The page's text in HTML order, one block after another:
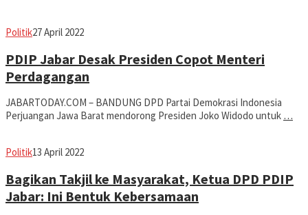
PolitikAvila
27 April 2022
PDIP Jabar Desak Presiden Copot Menteri
Perdagangan
JABARTODAY.COM – BANDUNG DPD Partai Demokrasi Indonesia
Perjuangan Jawa Barat mendorong Presiden Joko Widodo untuk …
PolitikAvila
13 April 2022
Bagikan Takjil ke Masyarakat, Ketua DPD PDIP
Jabar: Ini Bentuk Kebersamaan